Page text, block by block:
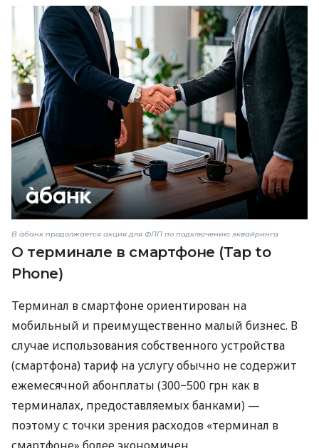
В àбанк продолжается акция для ФЛП по подключению эквайринга
О терминале в смартфоне (Tap to
Phone)
Терминал в смартфоне ориентирован на
мобильный и преимущественно малый бизнес. В
случае использования собственного устройства
(смартфона) тариф на услугу обычно не содержит
ежемесячной абонплаты (300−500 грн как в
терминалах, предоставляемых банками) —
поэтому с точки зрения расходов «терминал в